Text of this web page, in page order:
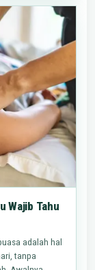
Wajib Tahu
adalah hal
tanpa